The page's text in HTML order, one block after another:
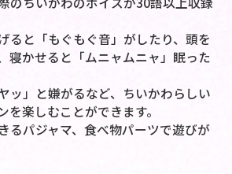
ると「もぐもぐ音」がしたり、頭を
寝かせると「ムニャムニャ」眠った
ッ」と嫌がるなど、ちいかわらしい
を楽しむことができます。
るパジャマ、食べ物パーツで遊びが